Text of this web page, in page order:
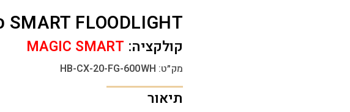
SMART FLOODLIGHT ספוט לינארי לפרופיל מגנטי 20 ואט
קולקציה: MAGIC SMART
מק״ט: HB-CX-20-FG-600WH
תיאור